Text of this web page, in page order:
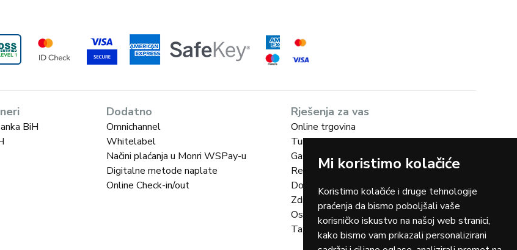
Mi koristimo kolačiće
Koristimo kolačiće i druge tehnologije
praćenja da bismo poboljšali vaše
korisničko iskustvo na našoj web stranici,
kako bismo vam prikazali personalizirani
BiH
Dodatno
Omnichannel
Whitelabel
Načini plaćanja u Monri WSPay-u
Digitalne metode naplate
Online Check-in/out
Rješenja za vas
Online trgovina
Turizam
Gastro
Rent-a-car
Dostava
Zdravstvo
Osiguranja
Taxi